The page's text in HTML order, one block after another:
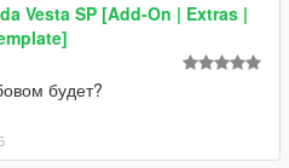
Vesta SP [Add-On | Extras |
будет?